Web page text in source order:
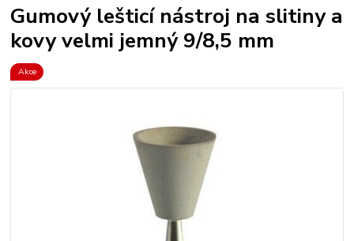
Gumový lešticí nástroj na slitiny a
kovy velmi jemný 9/8,5 mm
Akce